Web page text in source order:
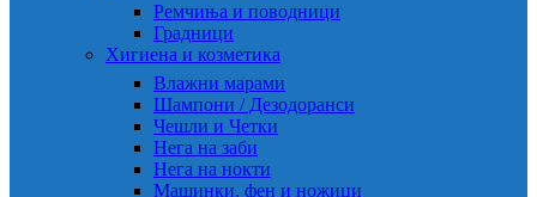
Ремчиња и поводници
Градници
Хигиена и козметика
Влажни марами
Шампони / Дезодоранси
Чешли и Четки
Нега на заби
Нега на нокти
Машинки, фен и ножици